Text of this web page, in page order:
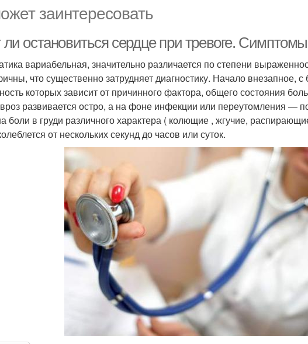
заинтересовать
остановиться сердце при тревоге.
вариабельная, значительно различается по степени
что существенно затрудняет диагностику. Начало внезапное,
которых зависит от причинного фактора, общего состояния
развивается остро, а на фоне инфекции или переутомления —
боли в груди различного характера ( колющие , жгучие,
от нескольких секунд до часов или суток.